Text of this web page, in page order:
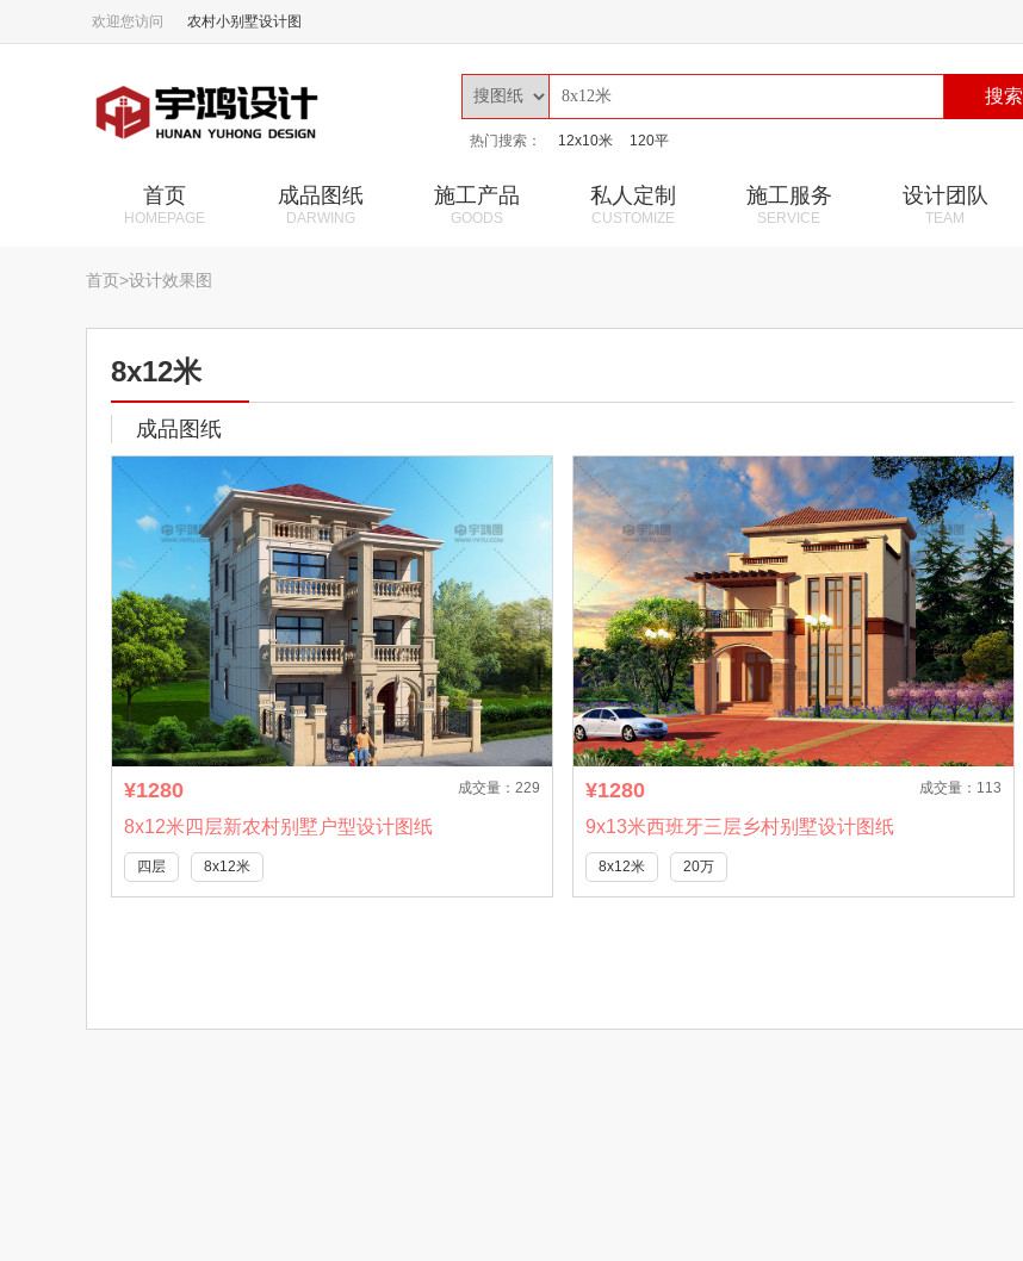
欢迎您访问 农村小别墅设计图
搜索
热门搜索： 12x10米 120平
首页
HOMEPAGE
成品图纸
DARWING
施工产品
GOODS
私人定制
CUSTOMIZE
施工服务
SERVICE
设计团队
TEAM
首页>设计效果图
8x12米
成品图纸
¥1280 成交量：229
8x12米四层新农村别墅户型设计图纸
四层 8x12米
¥1280 成交量：113
9x13米西班牙三层乡村别墅设计图纸
8x12米 20万